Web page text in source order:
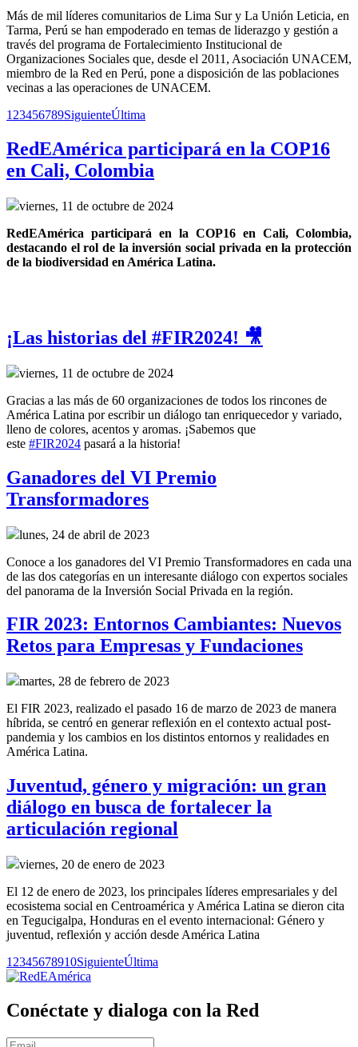
Más de mil líderes comunitarios de Lima Sur y La Unión Leticia, en
Tarma, Perú se han empoderado en temas de liderazgo y gestión a
través del programa de Fortalecimiento Institucional de
Organizaciones Sociales que, desde el 2011, Asociación UNACEM,
miembro de la Red en Perú, pone a disposición de las poblaciones
vecinas a las operaciones de UNACEM.
1 23456789SiguienteÚltima
RedEAmérica participará en la COP16
en Cali, Colombia
viernes, 11 de octubre de 2024
RedEAmérica participará en la COP16 en Cali, Colombia,
destacando el rol de la inversión social privada en la protección
de la biodiversidad en América Latina.
¡Las historias del #FIR2024! 🎥
viernes, 11 de octubre de 2024
Gracias a las más de 60 organizaciones de todos los rincones de
América Latina por escribir un diálogo tan enriquecedor y variado,
lleno de colores, acentos y aromas. ¡Sabemos que
este #FIR2024 pasará a la historia!
Ganadores del VI Premio
Transformadores
lunes, 24 de abril de 2023
Conoce a los ganadores del VI Premio Transformadores en cada una
de las dos categorías en un interesante diálogo con expertos sociales
del panorama de la Inversión Social Privada en la región.
FIR 2023: Entornos Cambiantes: Nuevos
Retos para Empresas y Fundaciones
martes, 28 de febrero de 2023
El FIR 2023, realizado el pasado 16 de marzo de 2023 de manera
híbrida, se centró en generar reflexión en el contexto actual post-
pandemia y los cambios en los distintos entornos y realidades en
América Latina.
Juventud, género y migración: un gran
diálogo en busca de fortalecer la
articulación regional
viernes, 20 de enero de 2023
El 12 de enero de 2023, los principales líderes empresariales y del
ecosistema social en Centroamérica y América Latina se dieron cita
en Tegucigalpa, Honduras en el evento internacional: Género y
juventud, reflexión y acción desde América Latina
1 2345678910SiguienteÚltima
Conéctate y dialoga con la Red